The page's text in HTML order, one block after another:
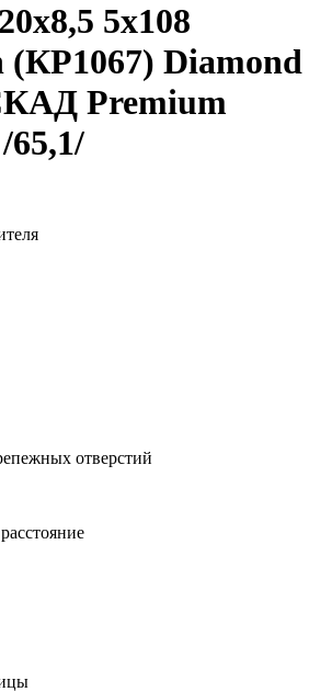
5x108
(КР1067) Diamond
Premium
65,1/
отверстий